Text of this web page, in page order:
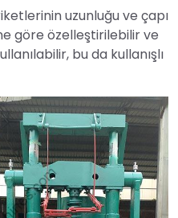
uzunluğu ve çapı
göre özelleştirilebilir ve
bu da kullanışlı